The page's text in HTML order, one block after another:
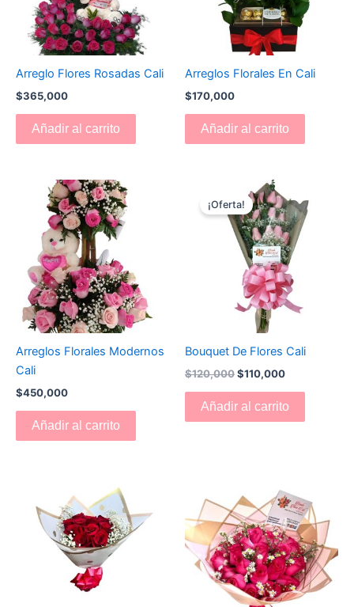
Arreglo Flores Rosadas Cali
$365,000
Añadir al carrito
Arreglos Florales En Cali
$170,000
Añadir al carrito
Arreglos Florales Modernos
Cali
$450,000
Añadir al carrito
¡Oferta!
Bouquet De Flores Cali
$120,000
precio
original
era:
$120,000.
$110,000
precio
actual
es:
$110,000.
Añadir al carrito